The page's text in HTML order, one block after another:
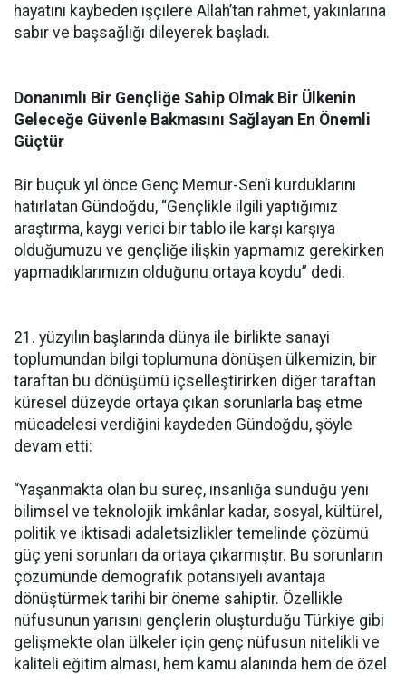
hayatını kaybeden işçilere Allah’tan rahmet, yakınlarına
sabır ve başsağlığı dileyerek başladı.
Donanımlı Bir Gençliğe Sahip Olmak Bir Ülkenin
Geleceğe Güvenle Bakmasını Sağlayan En Önemli
Güçtür
Bir buçuk yıl önce Genç Memur-Sen’i kurduklarını
hatırlatan Gündoğdu, “Gençlikle ilgili yaptığımız
araştırma, kaygı verici bir tablo ile karşı karşıya
olduğumuzu ve gençliğe ilişkin yapmamız gerekirken
yapmadıklarımızın olduğunu ortaya koydu” dedi.
21. yüzyılın başlarında dünya ile birlikte sanayi
toplumundan bilgi toplumuna dönüşen ülkemizin, bir
taraftan bu dönüşümü içselleştirirken diğer taraftan
küresel düzeyde ortaya çıkan sorunlarla baş etme
mücadelesi verdiğini kaydeden Gündoğdu, şöyle
devam etti:
“Yaşanmakta olan bu süreç, insanlığa sunduğu yeni
bilimsel ve teknolojik imkânlar kadar, sosyal, kültürel,
politik ve iktisadi adaletsizlikler temelinde çözümü
güç yeni sorunları da ortaya çıkarmıştır. Bu sorunların
çözümünde demografik potansiyeli avantaja
dönüştürmek tarihi bir öneme sahiptir. Özellikle
nüfusunun yarısını gençlerin oluşturduğu Türkiye gibi
gelişmekte olan ülkeler için genç nüfusun nitelikli ve
kaliteli eğitim alması, hem kamu alanında hem de özel